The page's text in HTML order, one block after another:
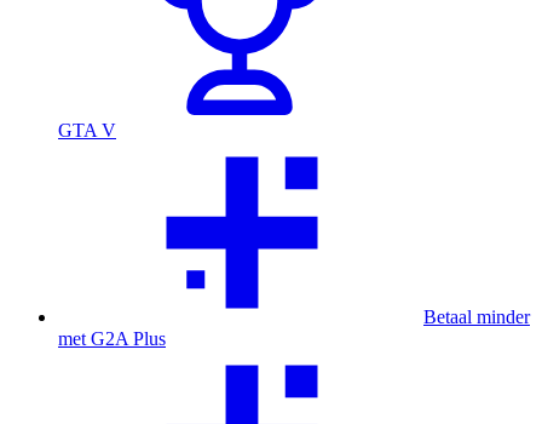
GTA V
Betaal minder
met G2A Plus